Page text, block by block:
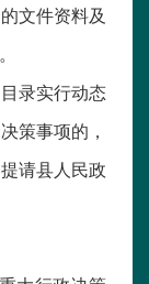
文件资料及
录实行动态
策事项的，
请县人民政